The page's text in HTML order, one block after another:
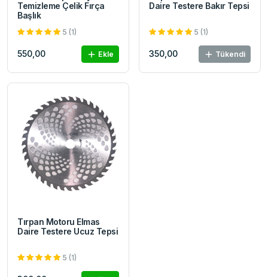
Temizleme Çelik Fırça
Başlık
5 (1)
550,00 Ekle
Daire Testere Bakır Tepsi
5 (1)
350,00 Tükendi
Tırpan Motoru Elmas
Daire Testere Ucuz Tepsi
5 (1)